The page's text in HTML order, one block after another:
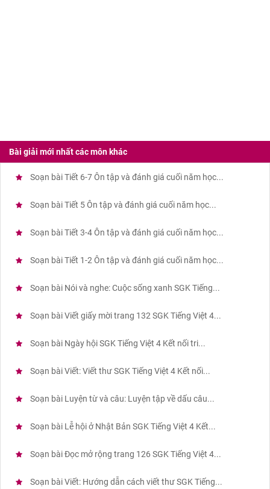
Bài giải mới nhất các môn khác
Soạn bài Tiết 6-7 Ôn tập và đánh giá cuối năm học...
Soạn bài Tiết 5 Ôn tập và đánh giá cuối năm học...
Soạn bài Tiết 3-4 Ôn tập và đánh giá cuối năm học...
Soạn bài Tiết 1-2 Ôn tập và đánh giá cuối năm học...
Soạn bài Nói và nghe: Cuộc sống xanh SGK Tiếng...
Soạn bài Viết giấy mời trang 132 SGK Tiếng Việt 4...
Soạn bài Ngày hội SGK Tiếng Việt 4 Kết nối tri...
Soạn bài Viết: Viết thư SGK Tiếng Việt 4 Kết nối...
Soạn bài Luyện từ và câu: Luyện tập về dấu câu...
Soạn bài Lễ hội ở Nhật Bản SGK Tiếng Việt 4 Kết...
Soạn bài Đọc mở rộng trang 126 SGK Tiếng Việt 4...
Soạn bài Viết: Hướng dẫn cách viết thư SGK Tiếng...